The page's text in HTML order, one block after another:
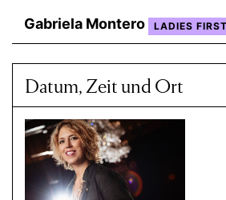
Gabriela Montero LADIES FIRST
Datum, Zeit und Ort